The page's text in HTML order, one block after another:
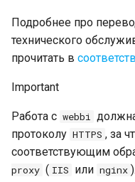
Особенности работы
Карточка настройки
Наследование
Работа с удаленными
Подробнее про
технического
прочитать в
Important
Работа с webbi
протоколу HTTPS , за
соответствующим
proxy ( IIS или nginx ).